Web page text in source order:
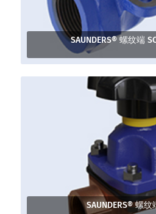
SAUNDERS® 螺纹端
SAUNDERS® 螺